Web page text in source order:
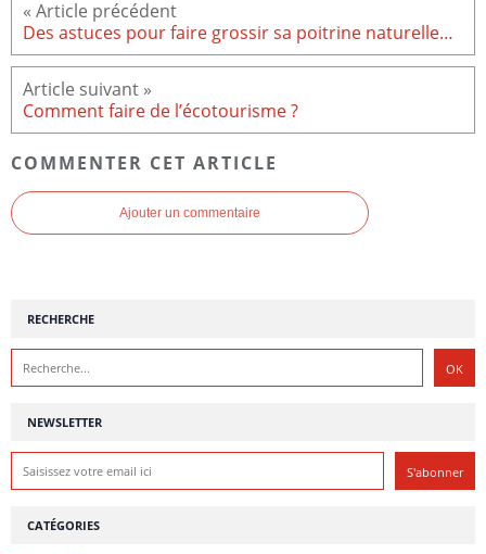
Des astuces pour faire grossir sa poitrine naturellement
Comment faire de l’écotourisme ?
COMMENTER CET ARTICLE
Ajouter un commentaire
NEWSLETTER
RECHERCHE
CATÉGORIES